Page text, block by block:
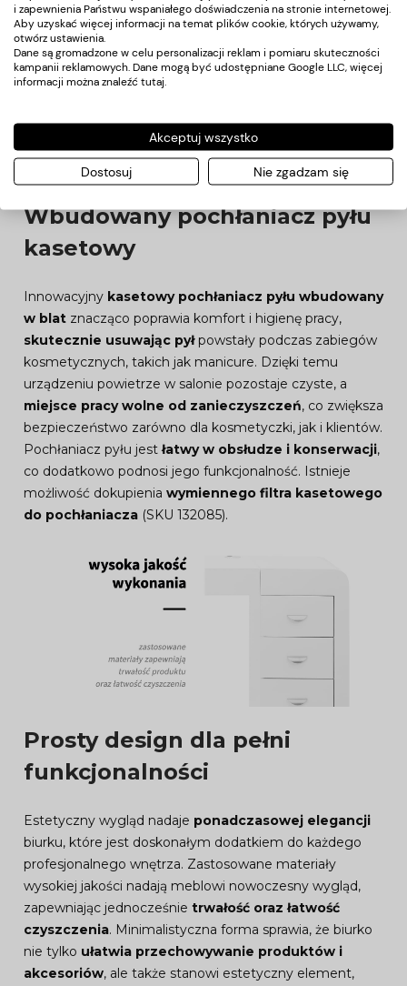
Wbudowany pochłaniacz pyłu
kasetowy
Innowacyjny kasetowy pochłaniacz pyłu wbudowany
w blat znacząco poprawia komfort i higienę pracy,
skutecznie usuwając pyłpowstały podczas zabiegów
kosmetycznych, takich jak manicure. Dzięki temu
urządzeniu powietrze w salonie pozostaje czyste, a
miejsce pracy wolne od zanieczyszczeń, co zwiększa
bezpieczeństwo zarówno dla kosmetyczki, jak i klientów.
Pochłaniacz pyłu jestłatwy w obsłudze i konserwacji,
co dodatkowo podnosi jego funkcjonalność. Istnieje
możliwość dokupienia wymiennego filtra kasetowego
do pochłaniacza (SKU 132085).
Prosty design dla pełni
funkcjonalności
Estetyczny wygląd nadaje ponadczasowej elegancji
biurku, które jest doskonałym dodatkiem do każdego
profesjonalnego wnętrza. Zastosowane materiały
wysokiej jakości nadają meblowi nowoczesny wygląd,
zapewniając jednocześnie trwałość oraz łatwość
czyszczenia. Minimalistyczna forma sprawia, że biurko
nie tylko ułatwia przechowywanie produktów i
akcesoriów, ale także stanowi estetyczny element,
i zapewnienia Państwu wspaniałego doświadczenia na stronie internetowej.
Aby uzyskać więcej informacji na temat plików cookie, których używamy,
otwórz ustawienia.
Dane są gromadzone w celu personalizacji reklam i pomiaru skuteczności
kampanii reklamowych. Dane mogą być udostępniane Google LLC, więcej
informacji można znaleźć tutaj.
Akceptuj wszystko
Dostosuj Nie zgadzam się